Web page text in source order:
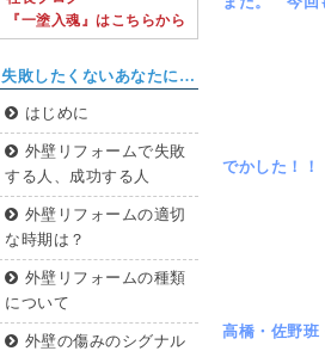
『一塗入魂』はこちらから
失敗したくないあなたに…
はじめに
外壁リフォームで失敗
する人、成功する人
外壁リフォームの適切
な時期は？
外壁リフォームの種類
について
外壁の傷みのシグナル
でかした！！
高橋・佐野班